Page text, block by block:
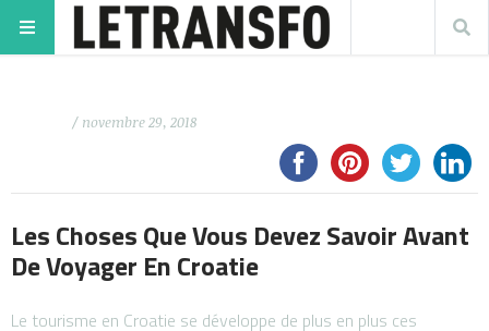
/ novembre 29, 2018
Les Choses Que Vous Devez Savoir Avant
De Voyager En Croatie
Le tourisme en Croatie se développe de plus en plus ces